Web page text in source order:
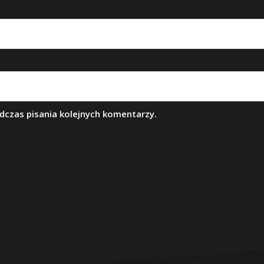
pisania kolejnych komentarzy.